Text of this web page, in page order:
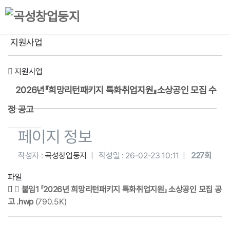
지원사업
지원사업
2026년『희망리턴패키지 특화취업지원』소상공인 모집 수
정 공고
페이지 정보
작성자 :곡성창업둥지 |작성일 : 26-02-23 10:11 | 227회
파일
붙임1 「2026년 희망리턴패키지 특화취업지원」 소상공인 모집 공
고 .hwp(790.5K)